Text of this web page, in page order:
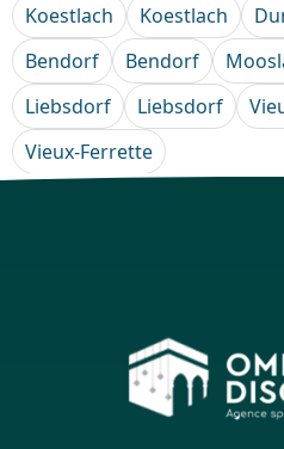
Koestlach Koestlach
Bendorf
Bendorf
Liebsdorf
Liebsdorf
Vieux-Ferrette